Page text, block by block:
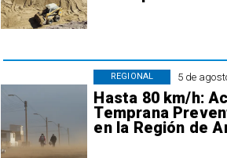
5 de
Hasta 80 km/h:
Temprana
en la Región de
REGIONAL